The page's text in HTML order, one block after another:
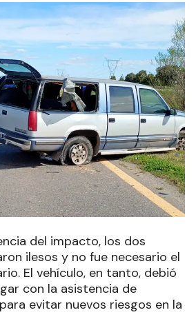
del impacto, los dos
ilesos y no fue necesario el
El vehículo, en tanto, debió
con la asistencia de
evitar nuevos riesgos en la